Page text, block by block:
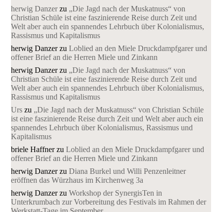
herwig Danzerzu „Die Jagd nach der Muskatnuss“ von
Christian Schüle ist eine faszinierende Reise durch Zeit und
Welt aber auch ein spannendes Lehrbuch über Kolonialismus,
Rassismus und Kapitalismus
herwig DanzerzuLoblied an den Miele Druckdampfgarer und
offener Brief an die Herren Miele und Zinkann
herwig Danzerzu „Die Jagd nach der Muskatnuss“ von
Christian Schüle ist eine faszinierende Reise durch Zeit und
Welt aber auch ein spannendes Lehrbuch über Kolonialismus,
Rassismus und Kapitalismus
Urs zu „Die Jagd nach der Muskatnuss“ von Christian Schüle
ist eine faszinierende Reise durch Zeit und Welt aber auch ein
spannendes Lehrbuch über Kolonialismus, Rassismus und
Kapitalismus
briele HaffnerzuLoblied an den Miele Druckdampfgarer und
offener Brief an die Herren Miele und Zinkann
herwig DanzerzuDiana Burkel und Willi Penzenleitner
eröffnen das Würzhaus im Kirchenweg 3a
herwig DanzerzuWorkshop der SynergisTen in
Unterkrumbach zur Vorbereitung des Festivals im Rahmen der